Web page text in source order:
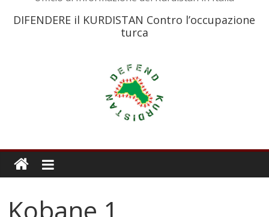
DIFENDERE il KURDISTAN Contro l’occupazione
turca
Kobane 1